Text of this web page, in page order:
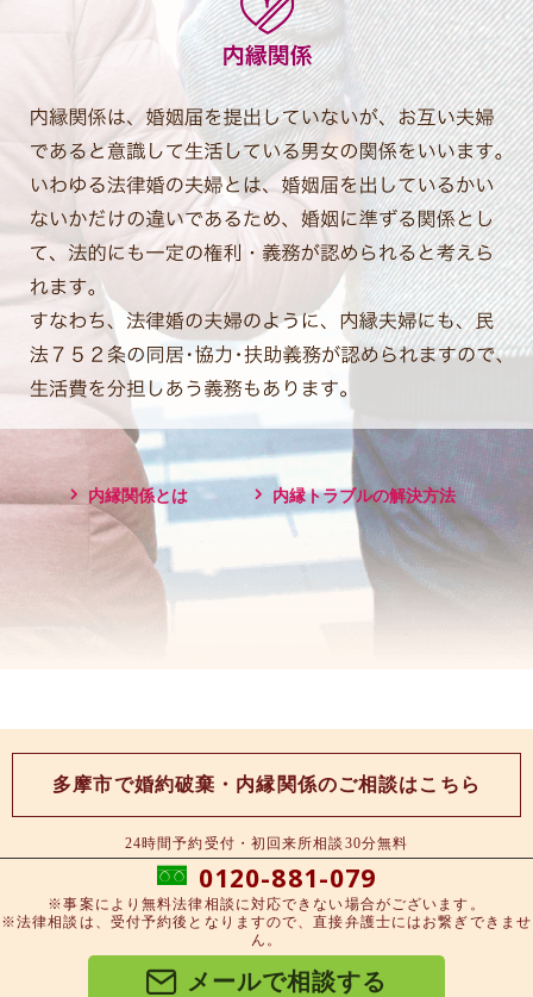
内縁関係とは 内縁トラブルの解決方法
多摩市で婚約破棄・内縁関係のご相談はこちら
24時間予約受付・初回来所相談30分無料
0120-881-079
※事案により無料法律相談に対応できない場合がございます。
※法律相談は、受付予約後となりますので、直接弁護士にはお繋ぎできませ
ん。
メールで相談する